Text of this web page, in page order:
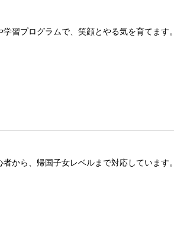
習プログラムで、笑顔とやる気を育てます。
から、帰国子女レベルまで対応しています。